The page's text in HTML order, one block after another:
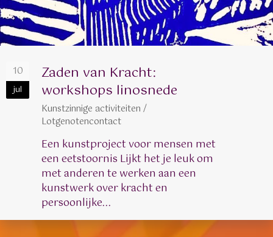
10
jul
Zaden van Kracht:
workshops linosnede
Kunstzinnige activiteiten /
Lotgenotencontact
Een kunstproject voor mensen met
een eetstoornis Lijkt het je leuk om
met anderen te werken aan een
kunstwerk over kracht en
persoonlijke...